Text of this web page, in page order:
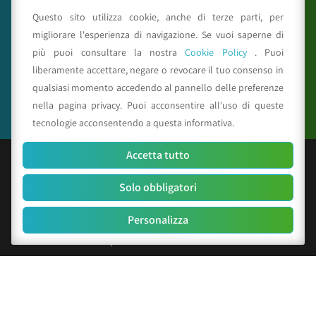
Seguici su
© Copyright 2025 CAA - all rights reserved
C.F. e P.IVA 01529451203
R.E.A. n. 342491/BO
Cap. Soc. Euro 156.000 i.v.
Questo sito utilizza cookie, anche di terze parti, per
migliorare l'esperienza di navigazione. Se vuoi saperne di
più puoi consultare la nostraCookie Policy . Puoi
liberamente accettare, negare o revocare il tuo consenso in
qualsiasi momento accedendo al pannello delle preferenze
nella pagina privacy. Puoi acconsentire all'uso di queste
tecnologie acconsentendo a questa informativa.
Accetta tutto
Solo obbligatori
Personalizza